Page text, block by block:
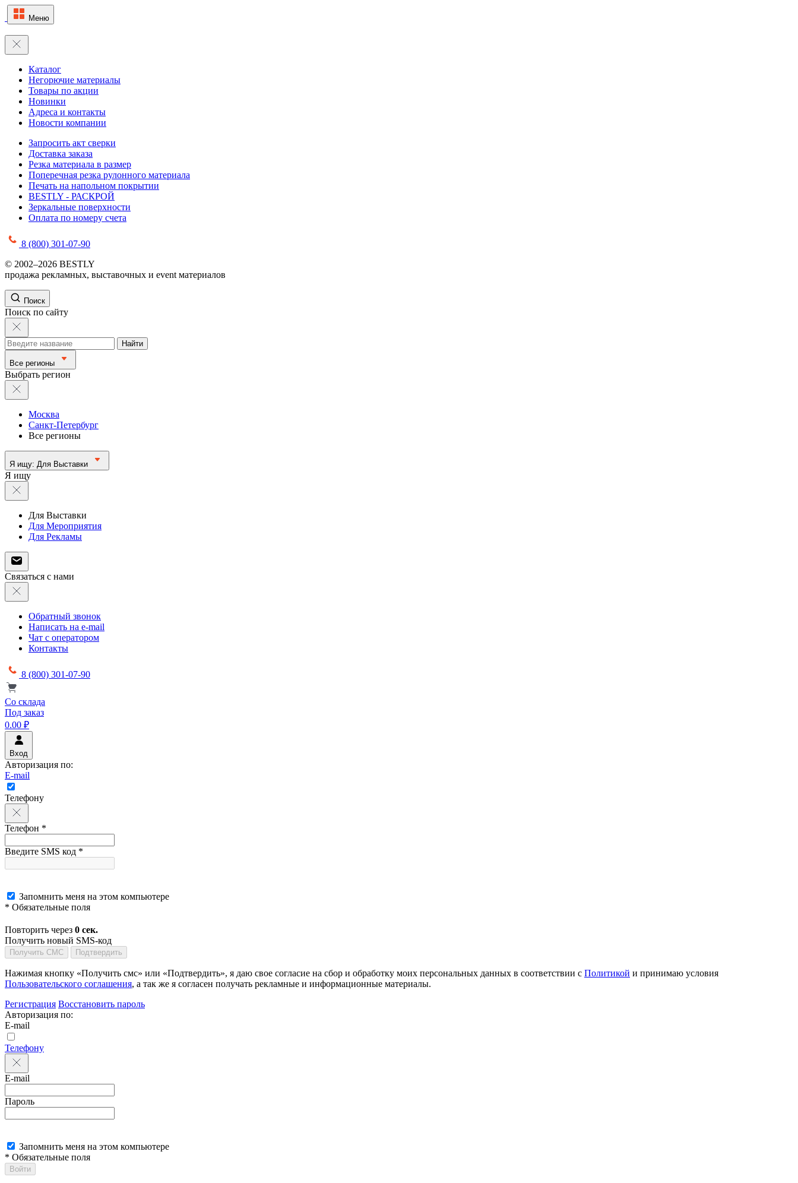
Меню
Каталог
Негорючие материалы
Товары по акции
Новинки
Адреса и контакты
Новости компании
Запросить акт сверки
Доставка заказа
Резка материала в размер
Поперечная резка рулонного материала
Печать на напольном покрытии
BESTLY - РАСКРОЙ
Зеркальные поверхности
Оплата по номеру счета
8 (800) 301-07-90
© 2002–2026 BESTLY
продажа рекламных, выставочных и event материалов
Поиск
Поиск по сайту
Найти
Все регионы
Выбрать регион
Москва
Санкт-Петербург
Все регионы
Я ищу: Для Выставки
Я ищу
Для Выставки
Для Мероприятия
Для Рекламы
Связаться с нами
Обратный звонок
Написать на e-mail
Чат с оператором
Контакты
8 (800) 301-07-90
Со склада
Под заказ
0.00 ₽
Вход
Авторизация по:
E-mail
Телефону
Телефон *
Введите SMS код *
Запомнить меня на этом компьютере
* Обязательные поля
Повторить через 0 сек.
Получить новый SMS-код
Получить СМС Подтвердить
Нажимая кнопку «Получить смс» или «Подтвердить», я даю свое согласие на сбор и обработку моих персональных данных в соответствии с Политикой и принимаю условия
Пользовательского соглашения, а так же я согласен получать рекламные и информационные материалы.
Регистрация Восстановить пароль
Авторизация по:
E-mail
Телефону
E-mail
Пароль
Запомнить меня на этом компьютере
* Обязательные поля
Войти